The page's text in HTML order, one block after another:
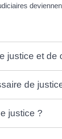
justice et de
de
justice ?